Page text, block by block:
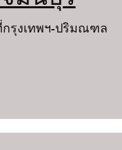
รุงเทพฯ-ปริมณฑล